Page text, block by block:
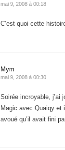
mai 9, 2008 à 00:18
C’est quoi cette
Mym
mai 9, 2008 à 00:30
Soirée incroyable, j’ai
Magic avec Quaiqy et
avoué qu’il avait fini